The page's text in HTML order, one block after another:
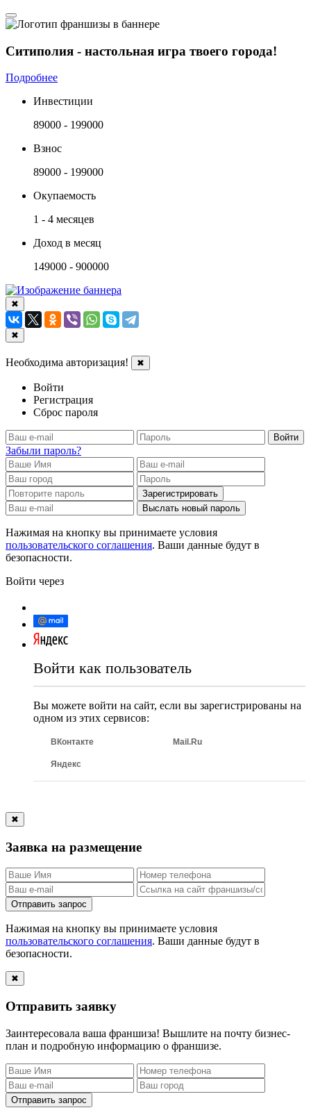
Ситиполия - настольная игра твоего города!
Подробнее
Инвестиции
89000 - 199000
Взнос
89000 - 199000
Окупаемость
1 - 4 месяцев
Доход в месяц
149000 - 900000
✖
✖
Необходима авторизация! ✖
Войти
Регистрация
Сброс пароля
Войти
Забыли пароль?
Зарегистрировать
Выслать новый пароль
Нажимая на кнопку вы принимаете условия
пользовательского соглашения. Ваши данные будут в
безопасности.
Войти через
Войти как пользователь
Вы можете войти на сайт, если вы зарегистрированы на
одном из этих сервисов:
ВКонтакте Mail.Ru
Яндекс
✖
Заявка на размещение
Отправить запрос
Нажимая на кнопку вы принимаете условия
пользовательского соглашения. Ваши данные будут в
безопасности.
✖
Отправить заявку
Заинтересовала ваша франшиза! Вышлите на почту бизнес-
план и подробную информацию о франшизе.
Отправить запрос